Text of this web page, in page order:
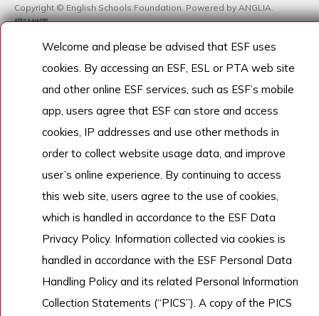
Copyright © English Schools Foundation. Powered byANGLIA.
網站地圖
Welcome and please be advised that ESF uses
cookies. By accessing an ESF, ESL or PTA web site
and other online ESF services, such as ESF’s mobile
app, users agree that ESF can store and access
cookies, IP addresses and use other methods in
order to collect website usage data, and improve
user’s online experience. By continuing to access
this web site, users agree to the use of cookies,
which is handled in accordance to the ESF Data
Privacy Policy. Information collected via cookies is
handled in accordance with the ESF Personal Data
Handling Policy and its related Personal Information
Collection Statements (“PICS”). A copy of the PICS